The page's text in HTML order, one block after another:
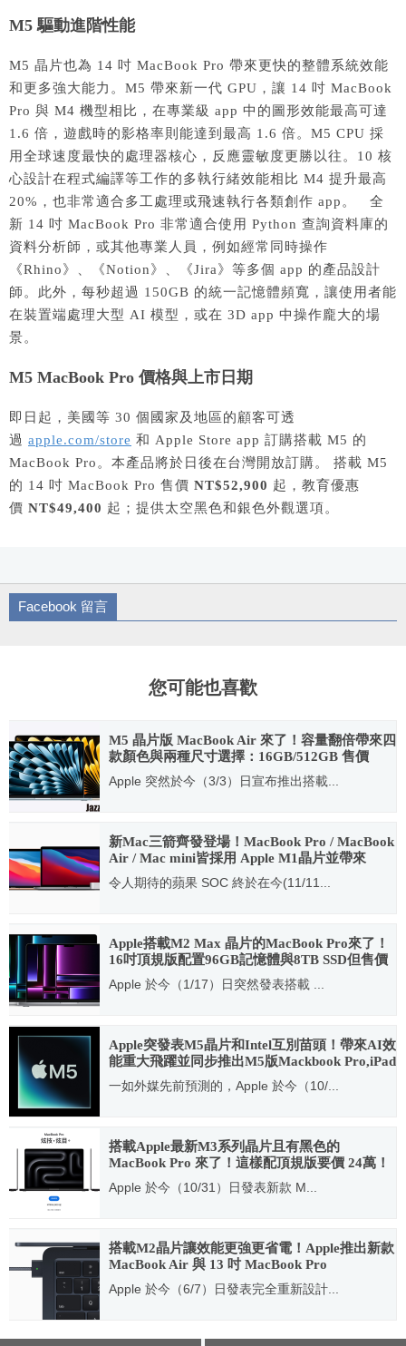
M5 驅動進階性能
M5 晶片也為 14 吋 MacBook Pro 帶來更快的整體系統效能
和更多強大能力。M5 帶來新一代 GPU，讓 14 吋 MacBook
Pro 與 M4 機型相比，在專業級 app 中的圖形效能最高可達
1.6 倍，遊戲時的影格率則能達到最高 1.6 倍。M5 CPU 採
用全球速度最快的處理器核心，反應靈敏度更勝以往。10 核
心設計在程式編譯等工作的多執行緒效能相比 M4 提升最高
20%，也非常適合多工處理或飛速執行各類創作 app。 全
新 14 吋 MacBook Pro 非常適合使用 Python 查詢資料庫的
資料分析師，或其他專業人員，例如經常同時操作
《Rhino》、《Notion》、《Jira》等多個 app 的產品設計
師。此外，每秒超過 150GB 的統一記憶體頻寬，讓使用者能
在裝置端處理大型 AI 模型，或在 3D app 中操作龐大的場
景。
M5 MacBook Pro 價格與上市日期
即日起，美國等 30 個國家及地區的顧客可透
過 apple.com/store 和 Apple Store app 訂購搭載 M5 的
MacBook Pro。本產品將於日後在台灣開放訂購。 搭載 M5
的 14 吋 MacBook Pro 售價 NT$52,900 起，教育優惠
價 NT$49,400 起；提供太空黑色和銀色外觀選項。
Facebook 留言
您可能也喜歡
M5 晶片版 MacBook Air 來了！容量翻倍帶來四
款顏色與兩種尺寸選擇：16GB/512GB 售價
35,900 起效能較上一代多四倍！
Apple 突然於今（3/3）日宣布推出搭載...
新Mac三箭齊發登場！MacBook Pro / MacBook
Air / Mac mini皆採用 Apple M1晶片並帶來
TB4/USB4
令人期待的蘋果 SOC 終於在今(11/11...
Apple搭載M2 Max 晶片的MacBook Pro來了！
16吋頂規版配置96GB記憶體與8TB SSD但售價
來到近20萬元台幣！
Apple 於今（1/17）日突然發表搭載 ...
2023.01.17
Apple突發表M5晶片和Intel互別苗頭！帶來AI效
能重大飛躍並同步推出M5版Mackbook Pro,iPad
Pro與Vision Pro
一如外媒先前預測的，Apple 於今（10/...
搭載Apple最新M3系列晶片且有黑色的
MacBook Pro 來了！這樣配頂規版要價 24萬！
Apple 於今（10/31）日發表新款 M...
搭載M2晶片讓效能更強更省電！Apple推出新款
MacBook Air 與 13 吋 MacBook Pro
Apple 於今（6/7）日發表完全重新設計...